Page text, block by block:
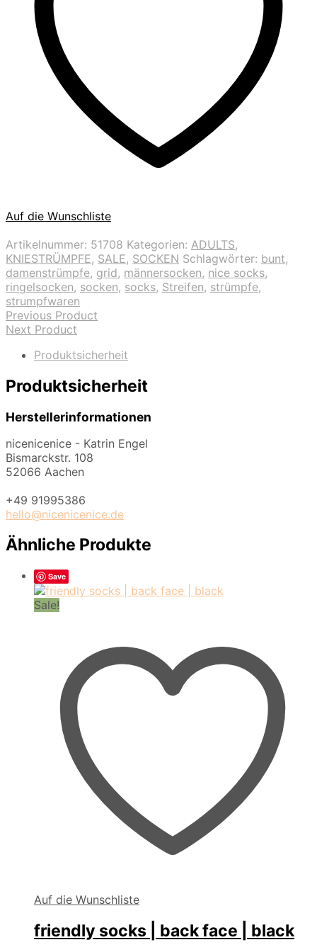
Auf die Wunschliste
Artikelnummer: 51708 Kategorien: ADULTS,
KNIESTRÜMPFE, SALE, SOCKEN Schlagwörter: bunt,
damenstrümpfe, grid, männersocken, nice socks,
ringelsocken, socken, socks, Streifen, strümpfe,
strumpfwaren
Previous Product
Next Product
Produktsicherheit
Produktsicherheit
Herstellerinformationen
nicenicenice - Katrin Engel
Bismarckstr. 108
52066 Aachen
+49 91995386
hello@nicenicenice.de
Ähnliche Produkte
Save
Sale!
Auf die Wunschliste
friendly socks | back face | black